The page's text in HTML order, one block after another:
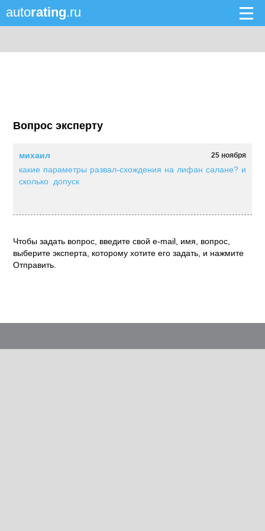
autorating.ru
Вопрос эксперту
25 ноября
михаил
какие параметры развал-схождения на лифан салане? и
сколько допуск
Чтобы задать вопрос, введите свой e-mail, имя, вопрос,
выберите эксперта, которому хотите его задать, и нажмите
Отправить.